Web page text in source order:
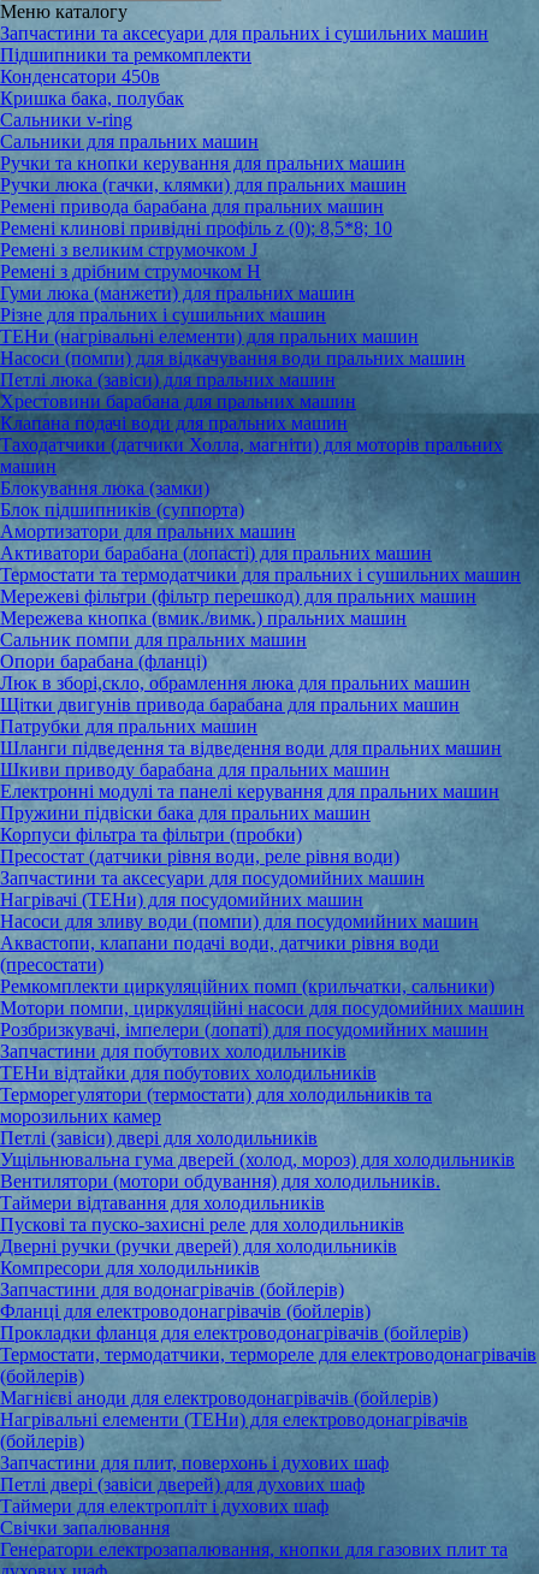
Меню каталогу
Запчастини та аксесуари для пральних і сушильних машин
Підшипники та ремкомплекти
Конденсатори 450в
Кришка бака, полубак
Сальники v-ring
Сальники для пральних машин
Ручки та кнопки керування для пральних машин
Ручки люка (гачки, клямки) для пральних машин
Ремені привода барабана для пральних машин
Ремені клинові привідні профіль z (0); 8,5*8; 10
Ремені з великим струмочком J
Ремені з дрібним струмочком Н
Гуми люка (манжети) для пральних машин
Різне для пральних і сушильних машин
ТЕНи (нагрівальні елементи) для пральних машин
Насоси (помпи) для відкачування води пральних машин
Петлі люка (завіси) для пральних машин
Хрестовини барабана для пральних машин
Клапана подачі води для пральних машин
Таходатчики (датчики Холла, магніти) для моторів пральних
машин
Блокування люка (замки)
Блок підшипників (суппорта)
Амортизатори для пральних машин
Активатори барабана (лопасті) для пральних машин
Термостати та термодатчики для пральних і сушильних машин
Мережеві фільтри (фільтр перешкод) для пральних машин
Мережева кнопка (вмик./вимк.) пральних машин
Сальник помпи для пральних машин
Опори барабана (фланці)
Люк в зборі,скло, обрамлення люка для пральних машин
Щітки двигунів привода барабана для пральних машин
Патрубки для пральних машин
Шланги підведення та відведення води для пральних машин
Шкиви приводу барабана для пральних машин
Електронні модулі та панелі керування для пральних машин
Пружини підвіски бака для пральних машин
Корпуси фільтра та фільтри (пробки)
Пресостат (датчики рівня води, реле рівня води)
Запчастини та аксесуари для посудомийних машин
Нагрівачі (ТЕНи) для посудомийних машин
Насоси для зливу води (помпи) для посудомийних машин
Аквастопи, клапани подачі води, датчики рівня води
(пресостати)
Ремкомплекти циркуляційних помп (крильчатки, сальники)
Мотори помпи, циркуляційні насоси для посудомийних машин
Розбризкувачі, імпелери (лопаті) для посудомийних машин
Запчастини для побутових холодильників
ТЕНи відтайки для побутових холодильників
Терморегулятори (термостати) для холодильників та
морозильних камер
Петлі (завіси) двері для холодильників
Ущільнювальна гума дверей (холод, мороз) для холодильників
Вентилятори (мотори обдування) для холодильників.
Таймери відтавання для холодильників
Пускові та пуско-захисні реле для холодильників
Дверні ручки (ручки дверей) для холодильників
Компресори для холодильників
Запчастини для водонагрівачів (бойлерів)
Фланці для електроводонагрівачів (бойлерів)
Прокладки фланця для електроводонагрівачів (бойлерів)
Термостати, термодатчики, термореле для електроводонагрівачів
(бойлерів)
Магнієві аноди для електроводонагрівачів (бойлерів)
Нагрівальні елементи (ТЕНи) для електроводонагрівачів
(бойлерів)
Запчастини для плит, поверхонь і духових шаф
Петлі двері (завіси дверей) для духових шаф
Таймери для електропліт і духових шаф
Свічки запалювання
Генератори електрозапалювання, кнопки для газових плит та